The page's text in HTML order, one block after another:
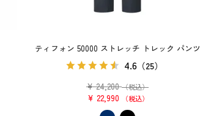
ティフォン 50000 ストレッチ トレック パンツ
4.6 （25）
¥ 24,200 （税込）
¥ 22,990 税込